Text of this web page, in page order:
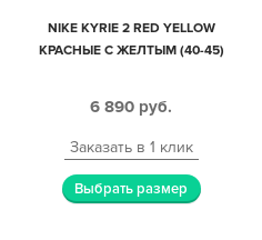
NIKE KYRIE 2 RED YELLOW
КРАСНЫЕ С ЖЕЛТЫМ (40-45)
6 890 руб.
Заказать в 1 клик
Выбрать размер